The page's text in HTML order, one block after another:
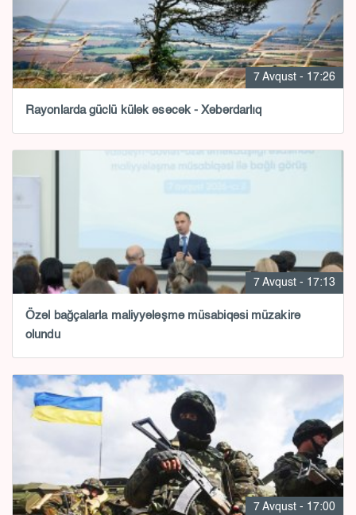
7 Avqust - 17:26
Rayonlarda güclü külək əsəcək - Xəbərdarlıq
7 Avqust - 17:13
Özəl bağçalarla maliyyələşmə müsabiqəsi müzakirə
olundu
7 Avqust - 17:00